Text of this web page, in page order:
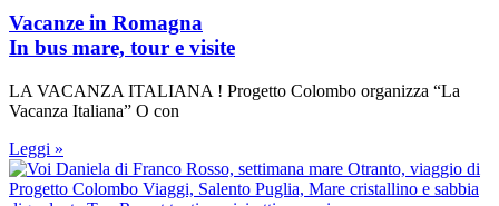
Vacanze in Romagna
In bus mare, tour e visite
LA VACANZA ITALIANA ! Progetto Colombo organizza “La
Vacanza Italiana” O con
Leggi »